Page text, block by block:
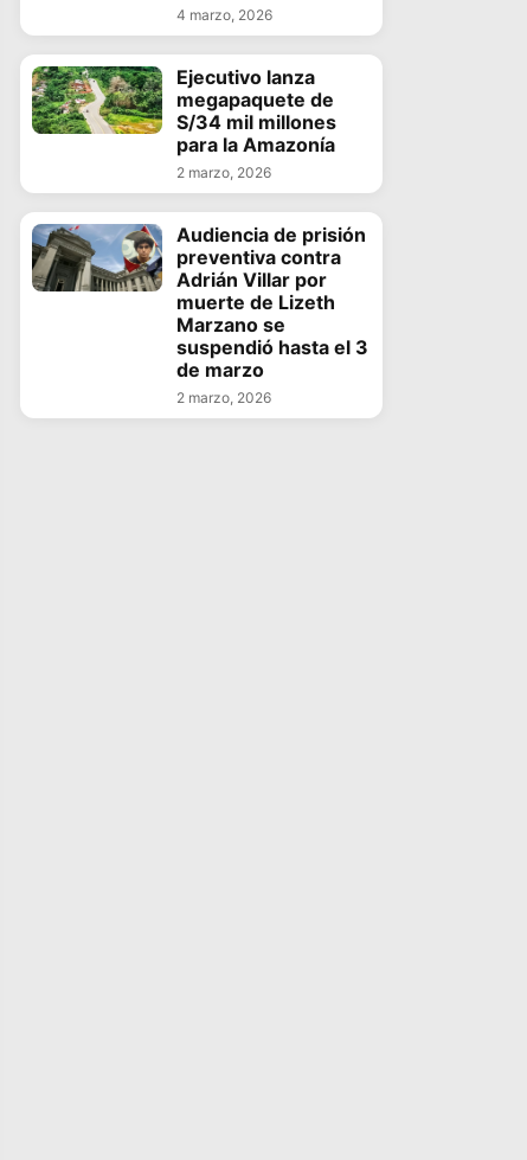
4 marzo, 2026
Ejecutivo lanza
megapaquete de
S/34 mil millones
para la Amazonía
2 marzo, 2026
Audiencia de prisión
preventiva contra
Adrián Villar por
muerte de Lizeth
Marzano se
suspendió hasta el 3
de marzo
2 marzo, 2026